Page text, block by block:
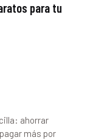
para tu
ahorrar
más por